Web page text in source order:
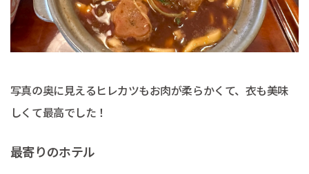
写真の奥に見えるヒレカツもお肉が柔らかくて、衣も美味
しくて最高でした！
最寄りのホテル